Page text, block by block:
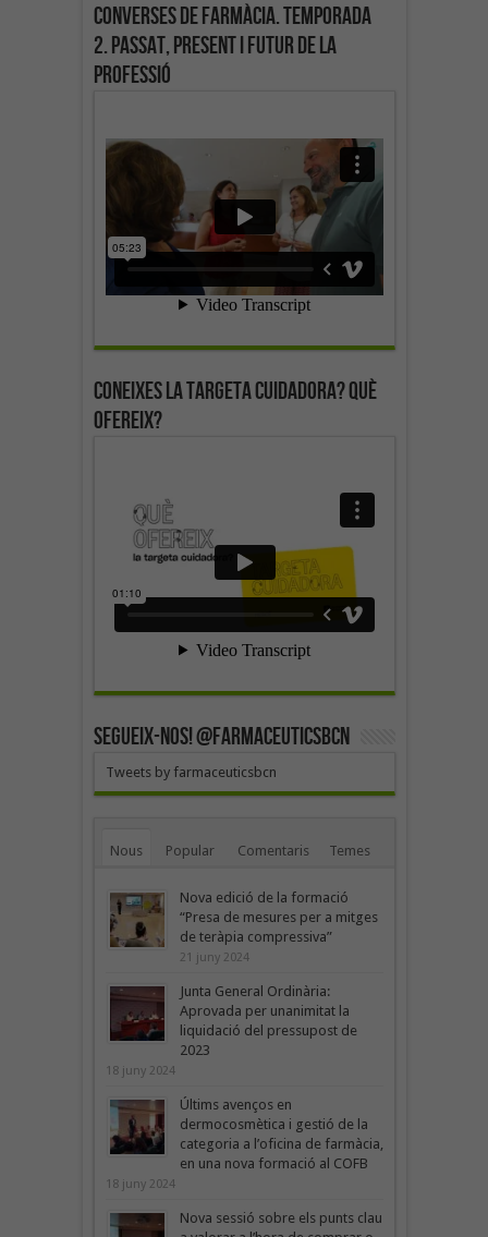
Converses de farmàcia. Temporada
2. Passat, present i futur de la
professió
Coneixes la targeta cuidadora? Què
ofereix?
SEGUEIX-NOS! @farmaceuticsbcn
Tweets by farmaceuticsbcn
Nous Popular Comentaris Temes
Nova edició de la formació
“Presa de mesures per a mitges
de teràpia compressiva”
21 juny 2024
Junta General Ordinària:
Aprovada per unanimitat la
liquidació del pressupost de
2023
18 juny 2024
Últims avenços en
dermocosmètica i gestió de la
categoria a l’oficina de farmàcia,
en una nova formació al COFB
18 juny 2024
Nova sessió sobre els punts clau